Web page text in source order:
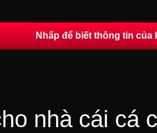
Nhấp để biết thông tin của
nhà cái cá